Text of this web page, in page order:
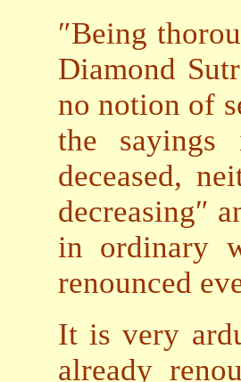
″Being
Diamond
no notion of
the sayings
deceased,
decreasing″
in ordinary
renounced
It is very
already